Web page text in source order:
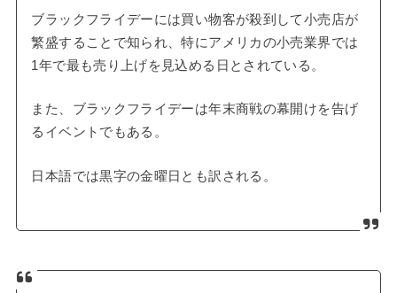
ブラックフライデーには買い物客が殺到して小売店が
繁盛することで知られ、特にアメリカの小売業界では
1年で最も売り上げを見込める日とされている。
また、ブラックフライデーは年末商戦の幕開けを告げ
るイベントでもある。
日本語では黒字の金曜日とも訳される。